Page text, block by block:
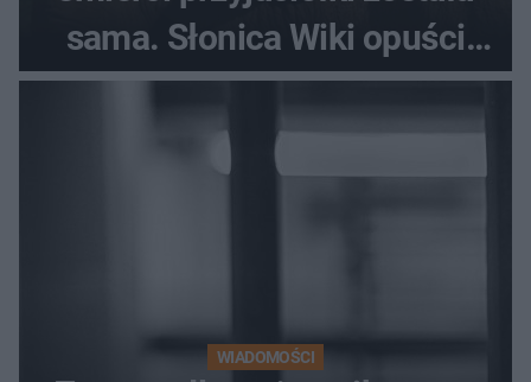
sama. Słonica Wiki opuści
gdańskie zoo?
WIADOMOŚCI